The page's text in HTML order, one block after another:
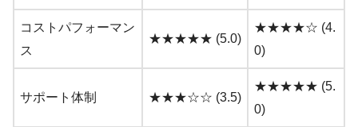
コストパフォーマン
ス
★★★★★ (5.0)
★★★★☆ (4.
0)
サポート体制 ★★★☆☆ (3.5)
★★★★★ (5.
0)